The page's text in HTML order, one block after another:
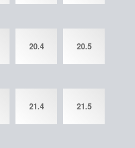
20.4 20.5
21.4 21.5